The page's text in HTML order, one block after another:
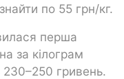
по 55 грн/кг.
перша
за кілограм
230–250 гривень.